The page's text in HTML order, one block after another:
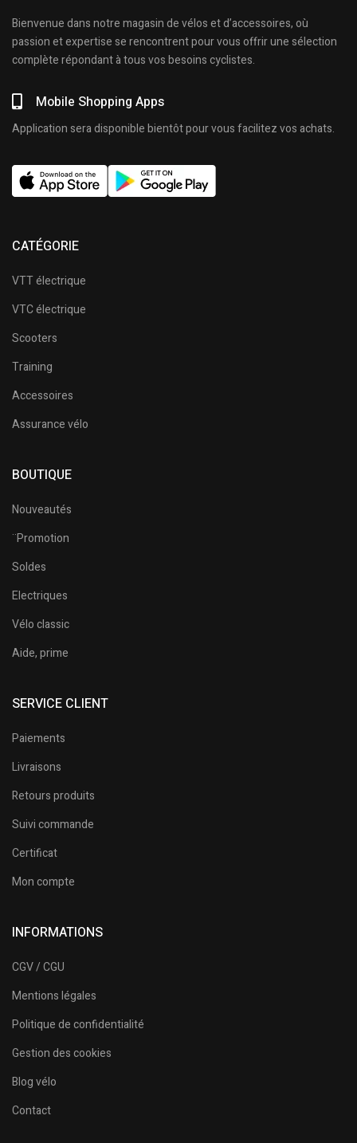
Bienvenue dans notre magasin de vélos et d’accessoires, où
passion et expertise se rencontrent pour vous offrir une sélection
complète répondant à tous vos besoins cyclistes.
Mobile Shopping Apps
Application sera disponible bientôt pour vous facilitez vos achats.
CATÉGORIE
VTT électrique
VTC électrique
Scooters
Training
Accessoires
Assurance vélo
BOUTIQUE
Nouveautés
¨Promotion
Soldes
Electriques
Vélo classic
Aide, prime
SERVICE CLIENT
Paiements
Livraisons
Retours produits
Suivi commande
Certificat
Mon compte
INFORMATIONS
CGV / CGU
Mentions légales
Politique de confidentialité
Gestion des cookies
Blog vélo
Contact